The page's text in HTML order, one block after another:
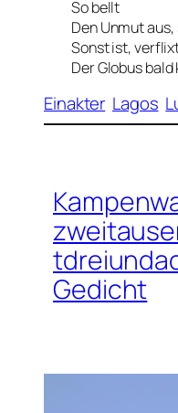
So bellt
Den Unmut
Sonst ist,
Der Globus
Einakter Lagos
Gedicht